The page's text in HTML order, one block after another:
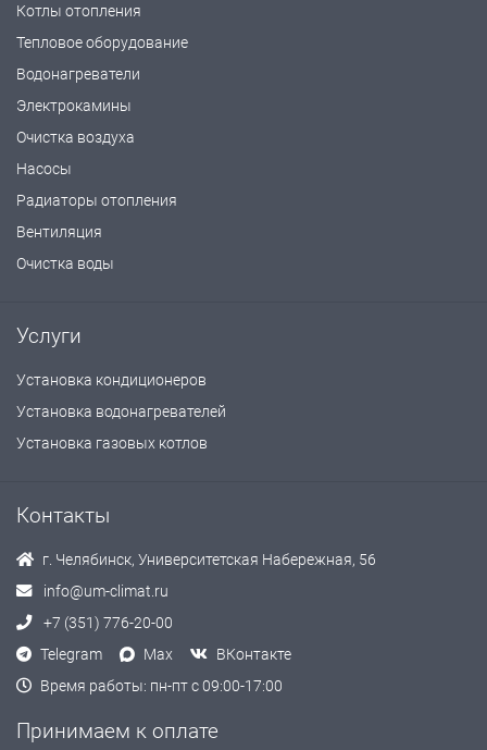
Котлы отопления
Тепловое оборудование
Водонагреватели
Электрокамины
Очистка воздуха
Насосы
Радиаторы отопления
Вентиляция
Очистка воды
Услуги
Установка кондиционеров
Установка водонагревателей
Установка газовых котлов
Контакты
г. Челябинск, Университетская Набережная, 56
info@um-climat.ru
+7 (351) 776-20-00
Telegram
Max
ВКонтакте
Время работы: пн-пт с 09:00-17:00
Принимаем к оплате